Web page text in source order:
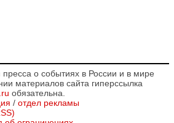
о событиях в России и в мире
материалов сайта гиперссылка
обязательна.
/ отдел рекламы